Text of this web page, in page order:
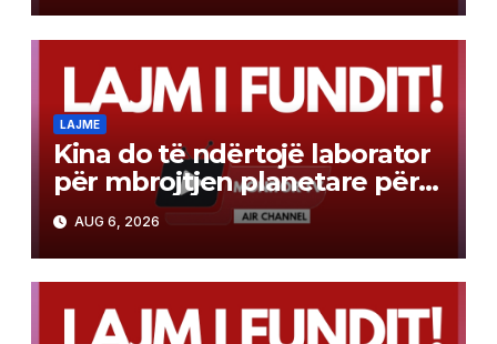
LAJME
Kina do të ndërtojë laborator
për mbrojtjen planetare për
misionin e kthimit të
mostrave në Mars
AUG 6, 2026